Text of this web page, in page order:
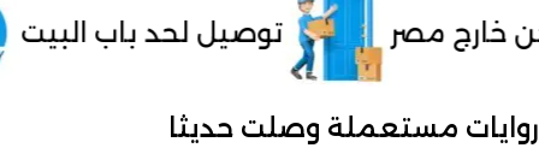
الدفع عند لحد باب البيت
روايات مستعملة وصلت حديثا